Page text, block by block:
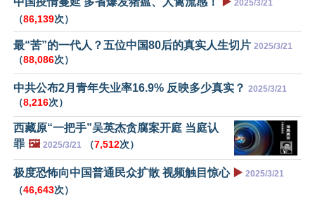
2025/3/21
（86,139次）
最“苦”的一代人？五位中国80后的真实人生切片 2025/3/21
（88,086次）
中共公布2月青年失业率16.9% 反映多少真实？ 2025/3/21
（8,216次）
西藏原“一把手”吴英杰贪腐案开庭 当庭认
罪 🖼️ 2025/3/21 （7,512次）
极度恐怖向中国普通民众扩散 视频触目惊心 ▶️ 2025/3/21
（46,643次）